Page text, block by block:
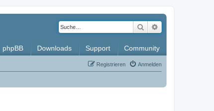
Suche
phpBB Downloads Support Community
Anmelden
Registrieren